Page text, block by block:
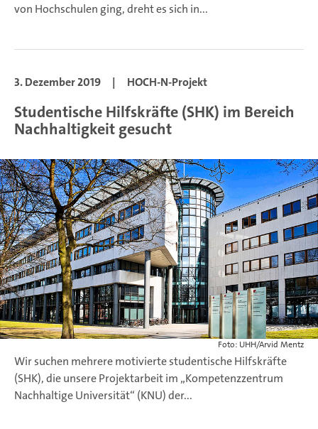
von Hochschulen ging, dreht es sich in...
3. Dezember 2019 | HOCH-N-Projekt
Studentische Hilfskräfte (SHK) im Bereich
Nachhaltigkeit gesucht
Foto: UHH/Arvid Mentz
Wir suchen mehrere motivierte studentische Hilfskräfte
(SHK), die unsere Projektarbeit im „Kompetenzzentrum
Nachhaltige Universität“ (KNU) der...